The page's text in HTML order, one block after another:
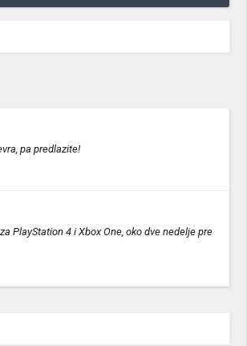
pa predlazite!
PlayStation 4 i Xbox One, oko dve nedelje pre